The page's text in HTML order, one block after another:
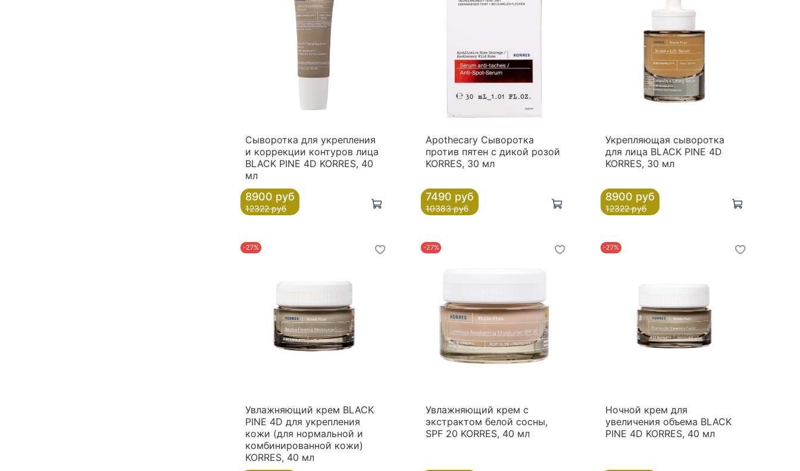
Сыворотка для укрепления
и коррекции контуров лица
BLACK PINE 4D KORRES, 40
мл
8900 руб
12322 руб
Apothecary Сыворотка
против пятен с дикой розой
KORRES, 30 мл
7490 руб
10383 руб
Укрепляющая сыворотка
для лица BLACK PINE 4D
KORRES, 30 мл
8900 руб
12322 руб
-27%
Увлажняющий крем BLACK
PINE 4D для укрепления
кожи (для нормальной и
комбинированной кожи)
KORRES, 40 мл
-27%
Увлажняющий крем с
экстрактом белой сосны,
SPF 20 KORRES, 40 мл
-27%
Ночной крем для
увеличения объема BLACK
PINE 4D KORRES, 40 мл